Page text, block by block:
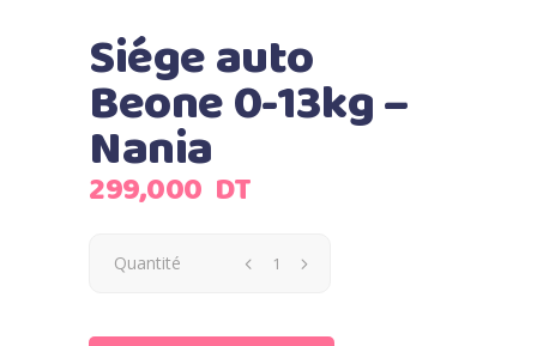
Siége auto
Beone 0-13kg –
Nania
299,000 DT
Quantité